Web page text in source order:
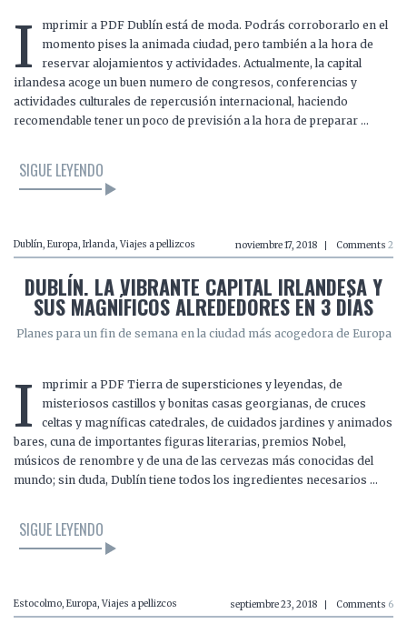
I
mprimir a PDF Dublín está de moda. Podrás corroborarlo en el
momento pises la animada ciudad, pero también a la hora de
reservar alojamientos y actividades. Actualmente, la capital
irlandesa acoge un buen numero de congresos, conferencias y
actividades culturales de repercusión internacional, haciendo
recomendable tener un poco de previsión a la hora de preparar …
SIGUE LEYENDO
Dublín, Europa, Irlanda, Viajes a pellizcos noviembre 17, 2018 Comments 2
DUBLÍN. LA VIBRANTE CAPITAL IRLANDESA Y
SUS MAGNÍFICOS ALREDEDORES EN 3 DÍAS
Planes para un fin de semana en la ciudad más acogedora de Europa
I
mprimir a PDF Tierra de supersticiones y leyendas, de
misteriosos castillos y bonitas casas georgianas, de cruces
celtas y magníficas catedrales, de cuidados jardines y animados
bares, cuna de importantes figuras literarias, premios Nobel,
músicos de renombre y de una de las cervezas más conocidas del
mundo; sin duda, Dublín tiene todos los ingredientes necesarios …
SIGUE LEYENDO
Estocolmo, Europa, Viajes a pellizcos septiembre 23, 2018 Comments 6